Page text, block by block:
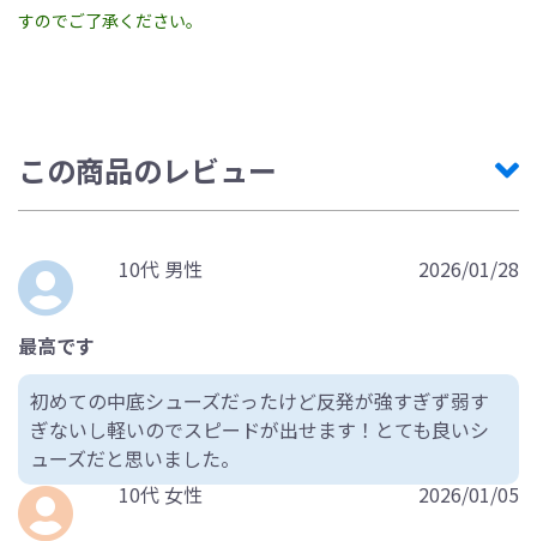
すのでご了承ください。
この商品のレビュー
10代 男性 2026/01/28
最高です
初めての中底シューズだったけど反発が強すぎず弱す
ぎないし軽いのでスピードが出せます！とても良いシ
ューズだと思いました。
10代 女性
2026/01/05